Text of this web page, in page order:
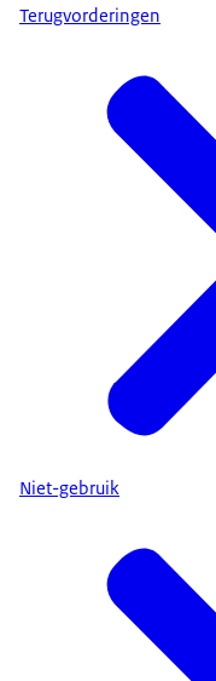
Terugvorderingen
Niet-gebruik